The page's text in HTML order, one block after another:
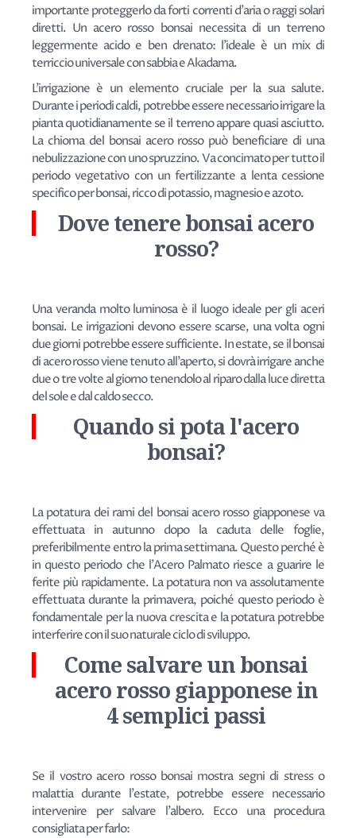
importante proteggerlo da forti correnti d'aria o raggi solari
diretti. Un acero rosso bonsai necessita di un terreno
leggermente acido e ben drenato: l'ideale è un mix di
terriccio universale con sabbia e Akadama.
L'irrigazione è un elemento cruciale per la sua salute.
Durante i periodi caldi, potrebbe essere necessario irrigare la
pianta quotidianamente se il terreno appare quasi asciutto.
La chioma del bonsai acero rosso può beneficiare di una
nebulizzazione con uno spruzzino. Va concimato per tutto il
periodo vegetativo con un fertilizzante a lenta cessione
specifico per bonsai, ricco di potassio, magnesio e azoto.
Dove tenere bonsai acero
rosso?
Una veranda molto luminosa è il luogo ideale per gli aceri
bonsai. Le irrigazioni devono essere scarse, una volta ogni
due giorni potrebbe essere sufficiente. In estate, se il bonsai
di acero rosso viene tenuto all'aperto, si dovrà irrigare anche
due o tre volte al giorno tenendolo al riparo dalla luce diretta
del sole e dal caldo secco.
Quando si pota l'acero
bonsai?
La potatura dei rami del bonsai acero rosso giapponese va
effettuata in autunno dopo la caduta delle foglie,
preferibilmente entro la prima settimana. Questo perché è
in questo periodo che l'Acero Palmato riesce a guarire le
ferite più rapidamente. La potatura non va assolutamente
effettuata durante la primavera, poiché questo periodo è
fondamentale per la nuova crescita e la potatura potrebbe
interferire con il suo naturale ciclo di sviluppo.
Come salvare un bonsai
acero rosso giapponese in
4 semplici passi
Se il vostro acero rosso bonsai mostra segni di stress o
malattia durante l'estate, potrebbe essere necessario
intervenire per salvare l'albero. Ecco una procedura
consigliata per farlo: